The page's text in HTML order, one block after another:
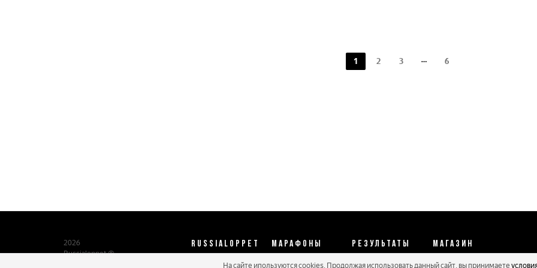
1 2 3 6
2026
Russialoppet ®
RUSSIALOPPET МАРАФОНЫ РЕЗУЛЬТАТЫ МАГАЗИН
Календарь 2026 Протоколы 2025 Реквизиты
На сайте ипользуются cookies. Продолжая использовать данный сайт, вы принимаете